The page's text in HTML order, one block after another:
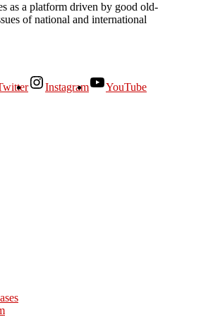
as a platform driven by good old-
of national and international
Instagram YouTube